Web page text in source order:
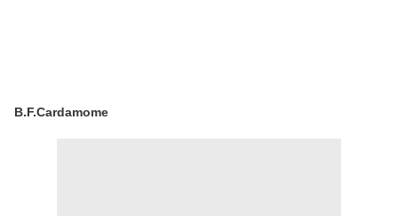
B.F.Cardamome